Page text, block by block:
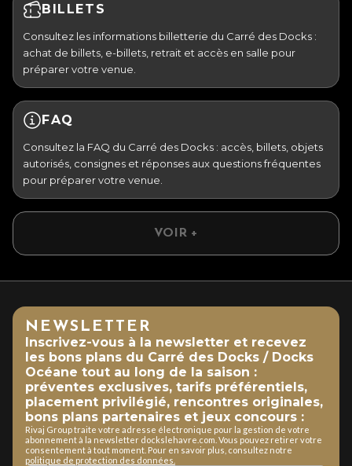
BILLETS
Consultez les informations billetterie du Carré des Docks :
achat de billets, e-billets, retrait et accès en salle pour
préparer votre venue.
FAQ
Consultez la FAQ du Carré des Docks : accès, billets, objets
autorisés, consignes et réponses aux questions fréquentes
pour préparer votre venue.
VOIR +
NEWSLETTER
Inscrivez-vous à la newsletter et recevez
les bons plans du Carré des Docks / Docks
Océane tout au long de la saison :
préventes exclusives, tarifs préférentiels,
placement privilégié, rencontres originales,
bons plans partenaires et jeux concours :
Rivaj Group traite votre adresse électronique pour la gestion de votre
abonnement à la newsletter dockslehavre.com. Vous pouvez retirer votre
consentement à tout moment. Pour en savoir plus, consultez notre
politique de protection des données.